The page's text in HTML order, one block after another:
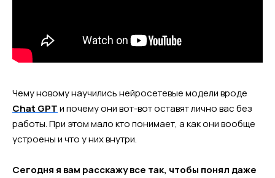
Чему новому научились нейросетевые модели вроде
Chat GPTи почему они вот-вот оставят лично вас без
работы. При этом мало кто понимает, а как они вообще
устроены и что у них внутри.
Сегодня я вам расскажу все так, чтобы понял даже